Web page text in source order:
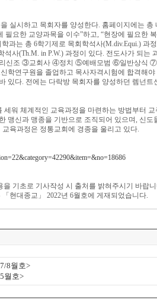
실시하고 목회자를 양성한다. 홈페이지에는 총
필요한 교양과목을 이수”하고, “현장에 필요한
과는 총 6학기제로 목회학석사(M.div.Equi.) 과
석사(Th.M. in P.W.) 과정이 있다. 전도사가 되는
신조 ③교회사 ④정치 ⑤예배모범 ⑥일반상식 ⑦
학연구원을 졸업하고 목사자격시험에 합격해야
있다. 전에는 다락방 목회자를 양성하던 렘넌
워 체계적인 교육과정을 마련하는 방법부터
맹신과 맹종을 기반으로 조직되어 있으며, 신도
육과정은 정통교회에 경종을 울리고 있다.
을 기초로 기사작성 시 출처를 밝혀주시기 바랍
「 현대종교 」 2022년 6월호에 게재되었습니다.
8월호>
월호>